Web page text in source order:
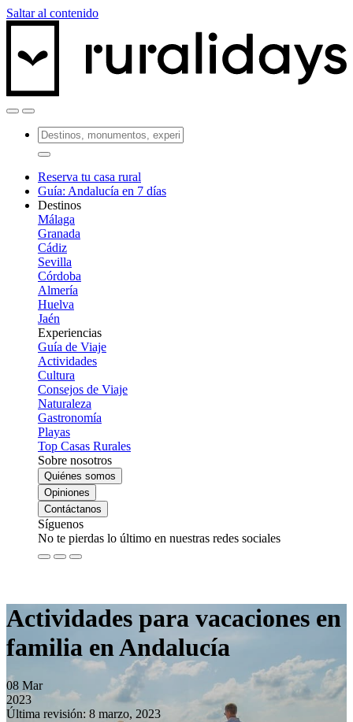
Saltar al contenido
Reserva tu casa rural
Guía: Andalucía en 7 días
Destinos
Málaga
Granada
Cádiz
Sevilla
Córdoba
Almería
Huelva
Jaén
Experiencias
Guía de Viaje
Actividades
Cultura
Consejos de Viaje
Naturaleza
Gastronomía
Playas
Top Casas Rurales
Sobre nosotros
Quiénes somos
Opiniones
Contáctanos
Síguenos
No te pierdas lo último en nuestras redes sociales
Actividades para vacaciones en
familia en Andalucía
08 Mar
2023
Última revisión: 8 marzo, 2023